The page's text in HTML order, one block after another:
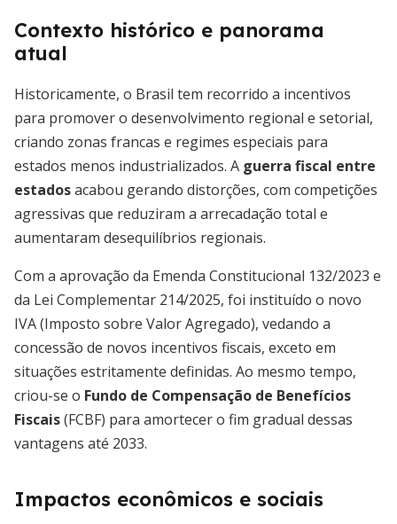
Contexto histórico e panorama
atual
Historicamente, o Brasil tem recorrido a incentivos
para promover o desenvolvimento regional e setorial,
criando zonas francas e regimes especiais para
estados menos industrializados. A guerra fiscal entre
estadosacabou gerando distorções, com competições
agressivas que reduziram a arrecadação total e
aumentaram desequilíbrios regionais.
Com a aprovação da Emenda Constitucional 132/2023 e
da Lei Complementar 214/2025, foi instituído o novo
IVA (Imposto sobre Valor Agregado), vedando a
concessão de novos incentivos fiscais, exceto em
situações estritamente definidas. Ao mesmo tempo,
criou-se o Fundo de Compensação de Benefícios
Fiscais(FCBF) para amortecer o fim gradual dessas
vantagens até 2033.
Impactos econômicos e sociais